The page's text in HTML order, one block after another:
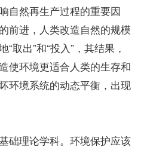
自然再生产过程的重要因
前进，人类改造自然的规模
取出”和“投入”，其结果，
使环境更适合人类的生存和
环境系统的动态平衡，出现
理论学科。环境保护应该